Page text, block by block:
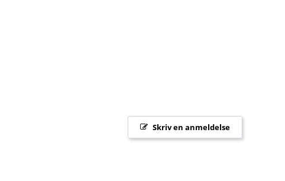
Skriv en anmeldelse